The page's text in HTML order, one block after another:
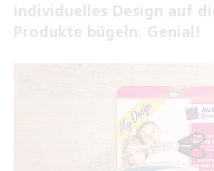
individuelles Design auf
Produkte bügeln. Genial!